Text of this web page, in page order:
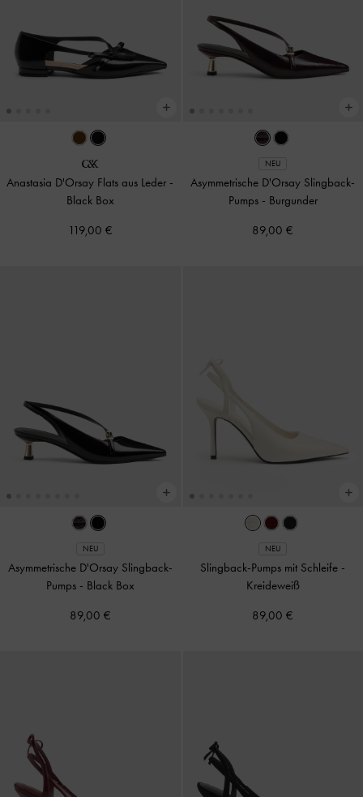
Anastasia D'Orsay Flats aus Leder -
Black Box
119,00 €
NEU
Asymmetrische D'Orsay Slingback-
Pumps - Burgunder
89,00 €
NEU
Asymmetrische D'Orsay Slingback-
Pumps - Black Box
89,00 €
NEU
Slingback-Pumps mit Schleife -
Kreideweiß
89,00 €